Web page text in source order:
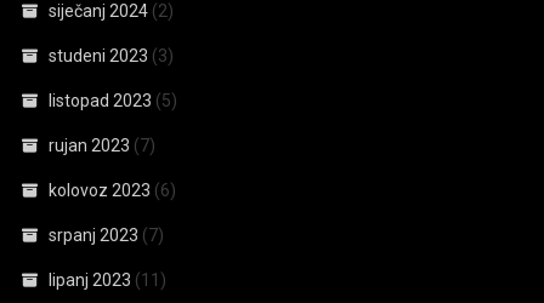
siječanj 2024 (2)
studeni 2023 (3)
listopad 2023 (5)
rujan 2023 (7)
kolovoz 2023 (6)
srpanj 2023 (7)
lipanj 2023 (11)